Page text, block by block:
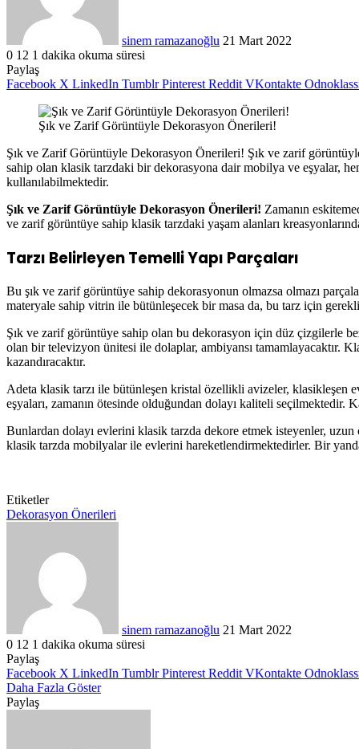
sinem ramazanoğlu 21 Mart 2022
0 12 1 dakika okuma süresi
Paylaş
Facebook X LinkedIn Tumblr Pinterest Reddit VKontakte
Şık ve Zarif Görüntüyle Dekorasyon Önerileri!
Şık ve Zarif Görüntüyle Dekorasyon Önerileri! Şık ve zarif
sahip olan klasik tarzdaki bir dekorasyona dair mobilya ve eşyalar,
kullanılabilmektedir.
Şık ve Zarif Görüntüyle Dekorasyon Önerileri! Zamanın
ve zarif görüntüye sahip klasik tarzdaki yaşam alanları
Tarzı Belirleyen Temelli Yapı Parçaları
Bu şık ve zarif görüntüye sahip dekorasyonun olmazsa olmazı
materyale sahip vitrin ile bütünleşecek bir masa da, bu tarz için
Şık ve zarif görüntüye sahip olan bu dekorasyon için düz çizgilerle
olan bir televizyon ünitesi ile dolaplar, ambiyansı tamamlayacaktır.
kazandıracaktır.
Adeta klasik tarzı ile bütünleşen kristal özellikli avizeler, klasikleşen
eşyaları, zamanın ötesinde olduğundan dolayı kaliteli
Bunlardan dolayı evlerini klasik tarzda dekore etmek isteyenler, uzun
klasik tarzda mobilyalar ile evlerini hareketlendirmektedirler. Bir
Etiketler
Dekorasyon Önerileri
sinem ramazanoğlu 21 Mart 2022
0 12 1 dakika okuma süresi
Paylaş
Facebook X LinkedIn Tumblr Pinterest Reddit VKontakte
Daha Fazla Göster
Paylaş